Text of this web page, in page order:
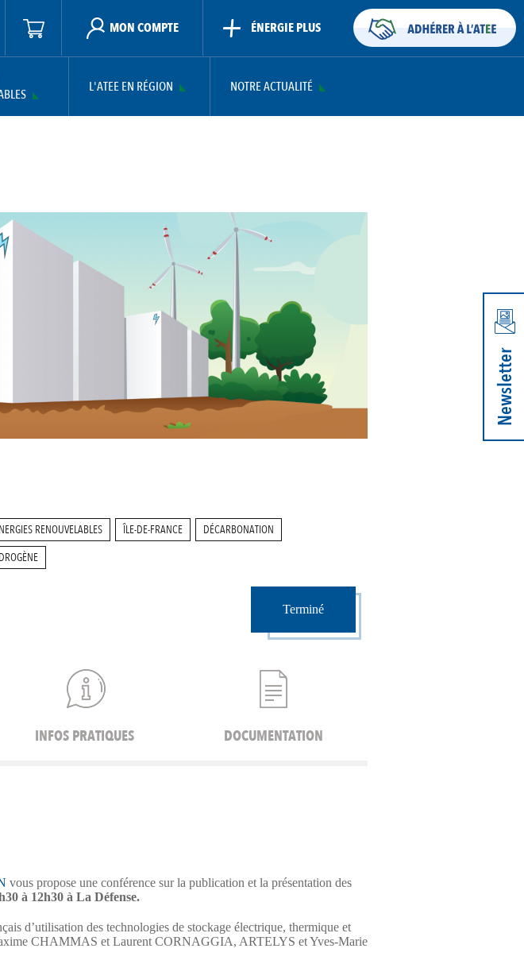
MON COMPTE ÉNERGIE PLUS
L'ATEE EN RÉGION NOTRE ACTUALITÉ
RENOUVELABLES ÎLE-DE-FRANCE
DÉCARBONATION
Terminé
INFOS PRATIQUES DOCUMENTATION
vous propose une conférence sur la publication et la présentation des
à 12h30 à La Défense.
d’utilisation des technologies de stockage électrique, thermique et
CHAMMAS et Laurent CORNAGGIA, ARTELYS et Yves-Marie
Newsletter